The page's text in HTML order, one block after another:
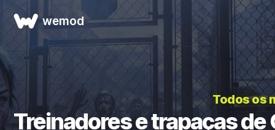
wemod
Todos os
Treinadores e trapaças